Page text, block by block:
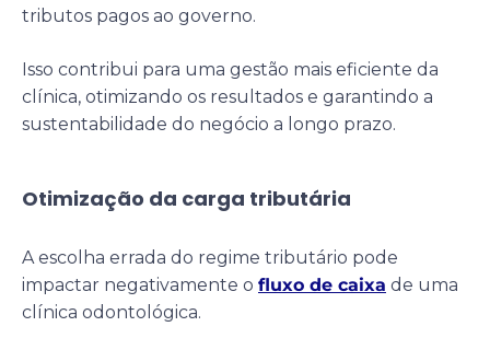
tributos pagos ao governo.
Isso contribui para uma gestão mais eficiente da
clínica, otimizando os resultados e garantindo a
sustentabilidade do negócio a longo prazo.
Otimização da carga tributária
A escolha errada do regime tributário pode
impactar negativamente o fluxo de caixa de uma
clínica odontológica.